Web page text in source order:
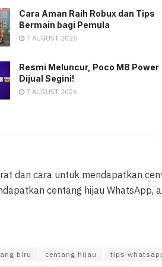
Cara Aman Raih Robux dan Tips
Bermain bagi Pemula
7 AUGUST 2026
Resmi Meluncur, Poco M8 Power
Dijual Segini!
7 AUGUST 2026
dan cara untuk mendapatkan
centang hijau WhatsApp,
biru centang hijau tips